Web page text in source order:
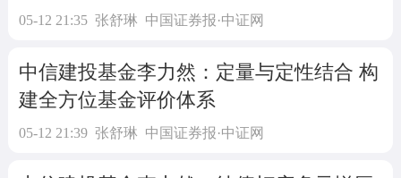
05-12 21:35 张舒琳 中国证券报·中证网
中信建投基金李力然：定量与定性结合 构
建全方位基金评价体系
05-12 21:39 张舒琳 中国证券报·中证网